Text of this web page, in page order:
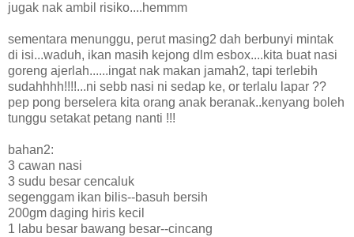
jugak nak ambil risiko....hemmm
sementara menunggu, perut masing2 dah berbunyi mintak
di isi...waduh, ikan masih kejong dlm esbox....kita buat nasi
goreng ajerlah......ingat nak makan jamah2, tapi terlebih
sudahhhh!!!!...ni sebb nasi ni sedap ke, or terlalu lapar ??
pep pong berselera kita orang anak beranak..kenyang boleh
tunggu setakat petang nanti !!!
bahan2:
3 cawan nasi
3 sudu besar cencaluk
segenggam ikan bilis--basuh bersih
200gm daging hiris kecil
1 labu besar bawang besar--cincang